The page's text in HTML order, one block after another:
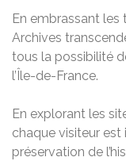
En embrassant les
Archives
tous la possibilité
l’Île-de-France.
En explorant les
chaque visiteur est
préservation de